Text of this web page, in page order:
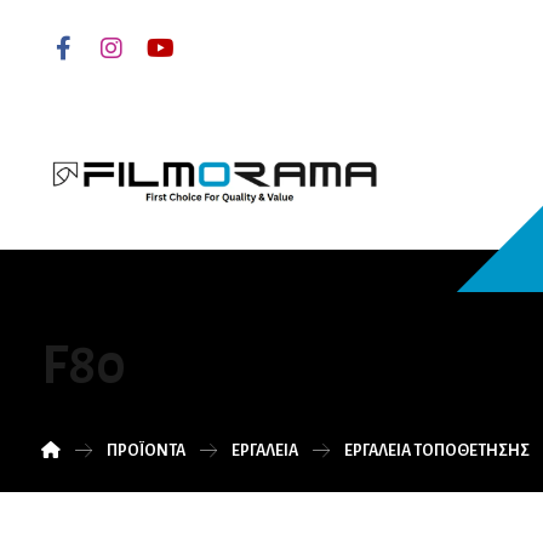
F80
ΠΡΟΪΌΝΤΑ ΕΡΓΑΛΕΙΑ ΕΡΓΑΛΕΙΑ ΤΟΠΟΘΕΤΗΣΗΣ